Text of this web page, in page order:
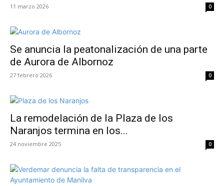
11 marzo 2026 0
Se anuncia la peatonalización de una parte
de Aurora de Albornoz
27 febrero 2026 0
La remodelación de la Plaza de los
Naranjos termina en los...
24 noviembre 2025 0